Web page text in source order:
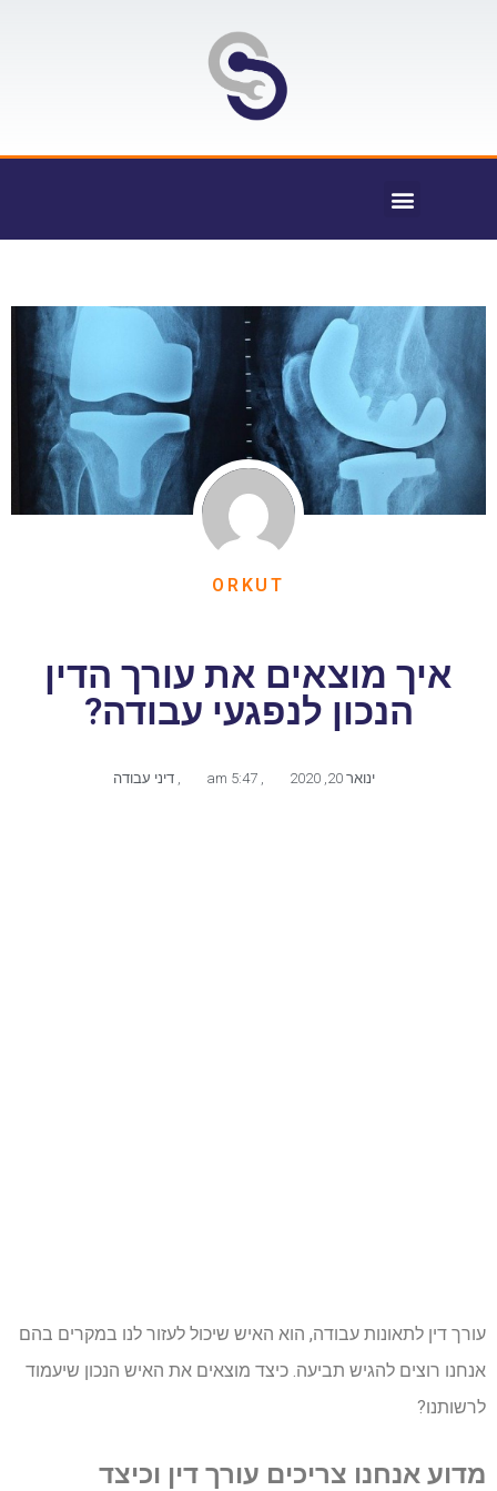
ORKUT
איך מוצאים את עורך הדין
הנכון לנפגעי עבודה?
ינואר 20, 2020 דיני עבודה
עורך דין לתאונות עבודה, הוא האיש שיכול לעזור לנו במקרים בהם
אנחנו רוצים להגיש תביעה. כיצד מוצאים את האיש הנכון שיעמוד
לרשותנו?
מדוע אנחנו צריכים עורך דין וכיצד